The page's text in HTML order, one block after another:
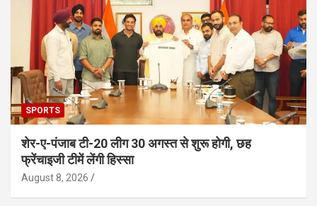
SPORTS
शेर-ए-पंजाब टी-20 लीग 30 अगस्त से शुरू होगी, छह
फ्रेंचाइजी टीमें लेंगी हिस्सा
August 8, 2026